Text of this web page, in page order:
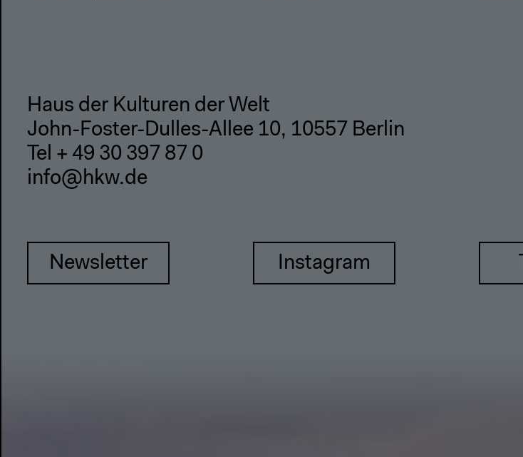
Haus der Kulturen der Welt
John-Foster-Dulles-Allee 10, 10557 Berlin
Tel + 49 30 397 87 0
info@hkw.de
Newsletter Instagram